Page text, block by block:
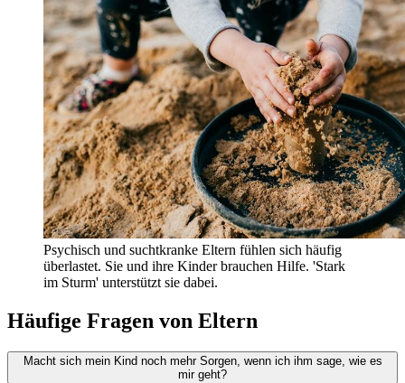
Psychisch und suchtkranke Eltern fühlen sich häufig
überlastet. Sie und ihre Kinder brauchen Hilfe. 'Stark
im Sturm' unterstützt sie dabei.
Häufige Fragen von Eltern
Macht sich mein Kind noch mehr Sorgen, wenn ich ihm sage, wie es
mir geht?